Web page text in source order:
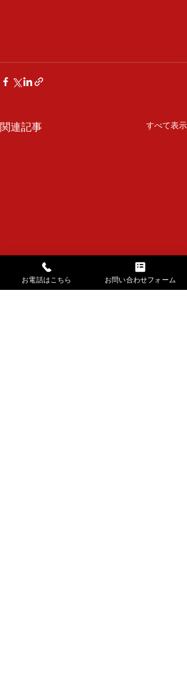
関連記事 すべて表示
お電話はこちら お問い合わせフォーム